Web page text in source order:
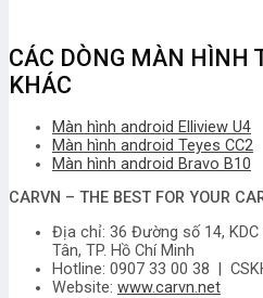
CÁC DÒNG MÀN HÌNH
KHÁC
Màn hình android Elliview U4
Màn hình android Teyes CC2
Màn hình android Bravo B10
CARVN – THE BEST FOR YOUR
Địa chỉ: 36 Đường số 14, KDC
Tân, TP. Hồ Chí Minh
Hotline: 0907 33 00 38 |
Website: www.carvn.net